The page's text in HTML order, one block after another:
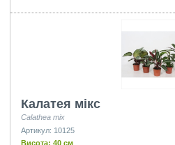
Калатея мікс
Calathea mix
Артикул: 10125
Висота: 40 см